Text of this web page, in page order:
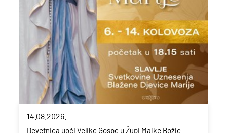
14.08.2026.
Devetnica uoči Velike Gospe u Župi Majke Božje